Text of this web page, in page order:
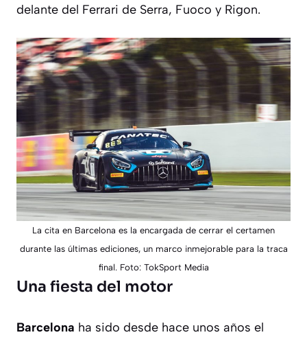
delante del Ferrari de Serra, Fuoco y Rigon.
La cita en Barcelona es la encargada de cerrar el certamen
durante las últimas ediciones, un marco inmejorable para la traca
final. Foto: TokSport Media
Una fiesta del motor
Barcelona ha sido desde hace unos años el